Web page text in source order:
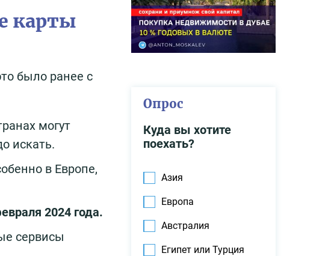
карты
было ранее с
могут
искать.
в Европе,
2024 года.
сервисы
Опрос
Куда вы хотите
поехать?
Азия
Европа
Австралия
Египет или Турция